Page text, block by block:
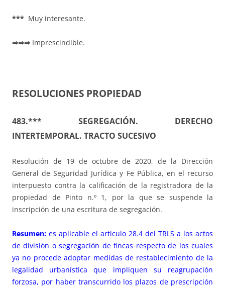
*** Muy interesante.
⇒⇒⇒ Imprescindible.
RESOLUCIONES PROPIEDAD
483.*** SEGREGACIÓN. DERECHO
INTERTEMPORAL. TRACTO SUCESIVO
Resolución de 19 de octubre de 2020, de la Dirección
General de Seguridad Jurídica y Fe Pública, en el recurso
interpuesto contra la calificación de la registradora de la
propiedad de Pinto n.º 1, por la que se suspende la
inscripción de una escritura de segregación.
Resumen: es aplicable el artículo 28.4 del TRLS a los actos
de división o segregación de fincas respecto de los cuales
ya no procede adoptar medidas de restablecimiento de la
legalidad urbanística que impliquen su reagrupación
forzosa, por haber transcurrido los plazos de prescripción